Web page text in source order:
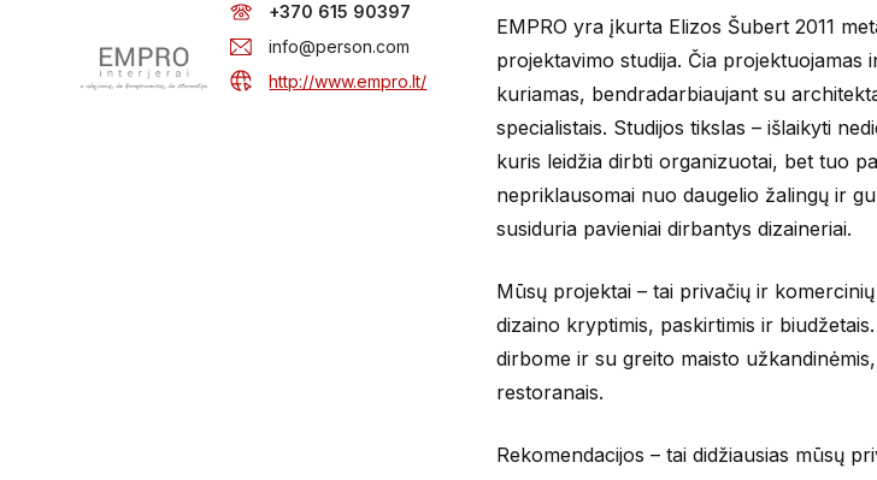
+370 615 90397
info@person.com
http://www.empro.lt/
EMPRO yra įkurta Elizos Šubert 2011
projektavimo studija. Čia projektuojamas
kuriamas, bendradarbiaujant su
specialistais. Studijos tikslas – išlaikyti
kuris leidžia dirbti organizuotai, bet tuo
nepriklausomai nuo daugelio žalingų ir
susiduria pavieniai dirbantys dizaineriai.
Mūsų projektai – tai privačių ir
dizaino kryptimis, paskirtimis ir
dirbome ir su greito maisto
restoranais.
Rekomendacijos – tai didžiausias mūsų